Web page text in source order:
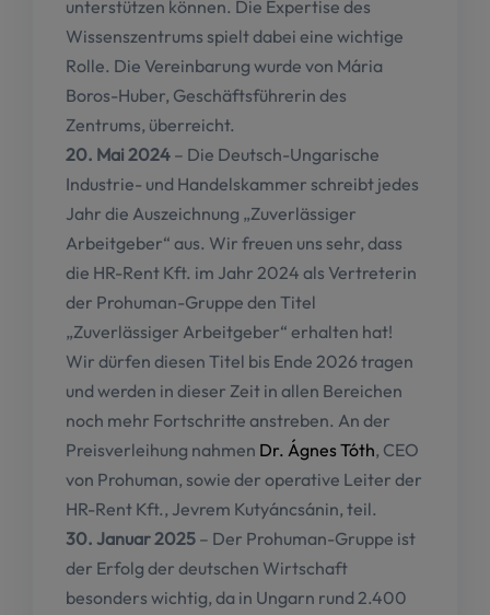
unterstützen können. Die Expertise des
Wissenszentrums spielt dabei eine wichtige
Rolle. Die Vereinbarung wurde von Mária
Boros-Huber, Geschäftsführerin des
Zentrums, überreicht.
20. Mai 2024 – Die Deutsch-Ungarische
Industrie- und Handelskammer schreibt jedes
Jahr die Auszeichnung „Zuverlässiger
Arbeitgeber“ aus. Wir freuen uns sehr, dass
die HR-Rent Kft. im Jahr 2024 als Vertreterin
der Prohuman-Gruppe den Titel
„Zuverlässiger Arbeitgeber“ erhalten hat!
Wir dürfen diesen Titel bis Ende 2026 tragen
und werden in dieser Zeit in allen Bereichen
noch mehr Fortschritte anstreben. An der
Preisverleihung nahmen Dr. Ágnes Tóth, CEO
von Prohuman, sowie der operative Leiter der
HR-Rent Kft., Jevrem Kutyáncsánin, teil.
30. Januar 2025 – Der Prohuman-Gruppe ist
der Erfolg der deutschen Wirtschaft
besonders wichtig, da in Ungarn rund 2.400